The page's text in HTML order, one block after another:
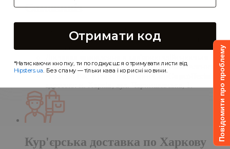
Повідомити про проблему
Самовивіз
Самовивіз дає Вам можливість оформити
замовлення на сайті, а забрати його в нашій
кав'ярні. Деталі:
протягом однієї доби після обробки замовлення;
Чекаємо Вас у гості в кав'ярні
за
Кур'єрська доставка по Харкову
Отримати код
*Натискаючи кнопку, ти погоджуєшся отримувати листи від
Hipsters.ua. Без спаму — тільки кава і корисні новини.